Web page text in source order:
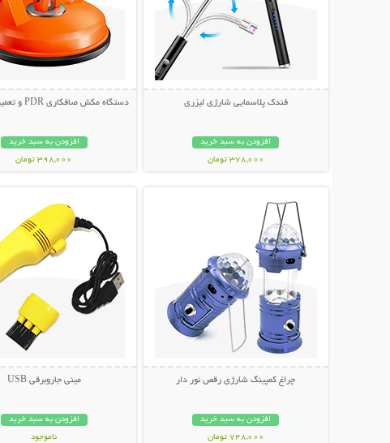
فندک پلاسمایی شارژی لیزری
افزودن به سبد خرید
378,000 تومان
دستگاه مکش صافکاری PDR و تعمیر فرورفتگی
افزودن به سبد خرید
398,000 تومان
چراغ کمپینگ شارژی رقص نور دار
افزودن به سبد خرید
748,000 تومان
مینی جاروبرقی USB
افزودن به سبد خرید
ناموجود